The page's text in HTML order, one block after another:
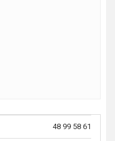
48 99 58 61